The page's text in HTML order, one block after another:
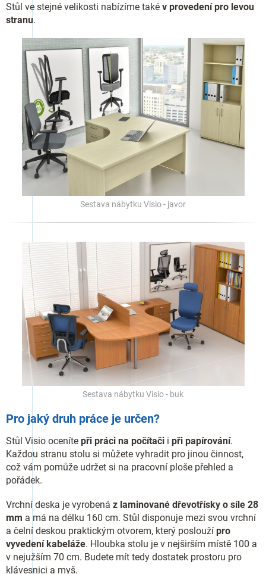
Stůl ve stejné velikosti nabízíme také v provedení pro levou
stranu.
Sestava nábytku Visio - javor
Sestava nábytku Visio - buk
Pro jaký druh práce je určen?
Stůl Visio oceníte při práci na počítači i při papírování.
Každou stranu stolu si můžete vyhradit pro jinou činnost,
což vám pomůže udržet si na pracovní ploše přehled a
pořádek.
Vrchní deska je vyrobená z laminované dřevotřísky o síle 28
mm a má na délku 160 cm. Stůl disponuje mezi svou vrchní
a čelní deskou praktickým otvorem, který poslouží pro
vyvedení kabeláže. Hloubka stolu je v nejširším místě 100 a
v nejužším 70 cm. Budete mít tedy dostatek prostoru pro
klávesnici a myš.